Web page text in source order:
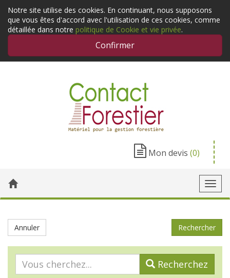
Notre site utilise des cookies. En continuant, nous supposons
que vous êtes d'accord avec l'utilisation de ces cookies, comme
détaillée dans notre politique de Cookie et vie privée.
Confirmer
Mon devis (0)
Annuler
Recherchez